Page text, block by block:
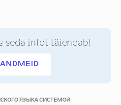
seda infot täiendab!
ЯЗЫКА СИСТЕМОЙ